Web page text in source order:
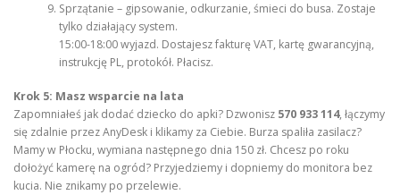
Sprzątanie – gipsowanie, odkurzanie, śmieci do busa. Zostaje
tylko działający system.
15:00-18:00 wyjazd. Dostajesz fakturę VAT, kartę gwarancyjną,
instrukcję PL, protokół. Płacisz.
Krok 5: Masz wsparcie na lata
Zapomniałeś jak dodać dziecko do apki? Dzwonisz 570 933 114, łączymy
się zdalnie przez AnyDesk i klikamy za Ciebie. Burza spaliła zasilacz?
Mamy w Płocku, wymiana następnego dnia 150 zł. Chcesz po roku
dołożyć kamerę na ogród? Przyjedziemy i dopniemy do monitora bez
kucia. Nie znikamy po przelewie.